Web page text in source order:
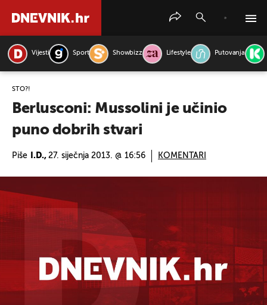
Vijesti Sport Showbizz Lifestyle Putovanja
ŠTO?!
Berlusconi: Mussolini je učinio
puno dobrih stvari
Piše I.D., 27. siječnja 2013. @ 16:56 KOMENTARI
PRETRAŽITE VIJESTI